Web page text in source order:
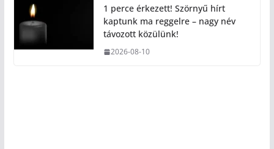
1 perce érkezett! Szörnyű hírt
kaptunk ma reggelre – nagy név
távozott közülünk!
2026-08-10